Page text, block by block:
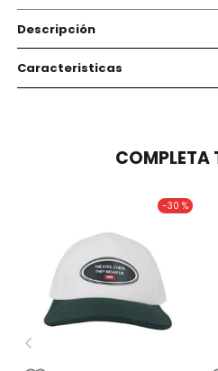
Descripción
Caracteristicas
COMPLETA
-30 %